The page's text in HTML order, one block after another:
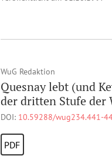
WuG Redaktion
Quesnay lebt (und
der dritten Stufe der
DOI: 10.59288/wug234.441-
PDF